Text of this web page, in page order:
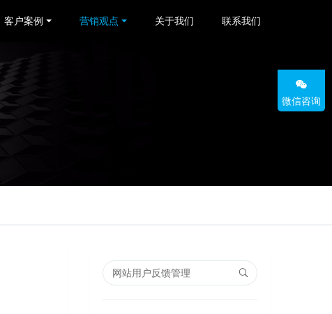
客户案例 营销观点 关于我们 联系我们
微信咨询